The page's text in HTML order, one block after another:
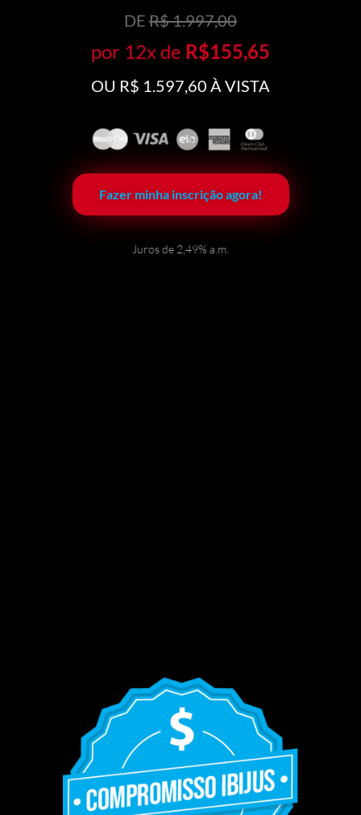
DE R$ 1.997,00
por 12x de R$155,65
OU R$ 1.597,60 À VISTA
Fazer minha inscrição agora!
Juros de 2,49% a.m.